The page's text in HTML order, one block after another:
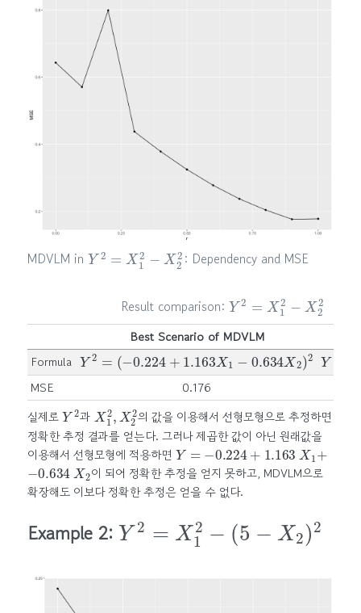
MDVLM in Y2= 12− 2 : Dependency and MSE
Result comparison: 2= −
Best Scenario of MDVLM
Formula
Y2=(−0.224+1.163X1−0.634X2)2 Y2
MSE
0.176
실제로
Y2
과
X12,X22
의 값을 이용해서 선형모형으로 추정하면
정확한 추정 결과를 얻는다. 그러나 제곱한 값이 아닌 원래값을
이용해서 선형모형에 적용하면
Y= −0.224+ 1.163 X1+
−0.634 X2
이 되어 정확한 추정을 얻지 못하고, MDVLM으로
확장해도 이보다 정확한 추정은 얻을 수 없다.
Example 2:
2= − −